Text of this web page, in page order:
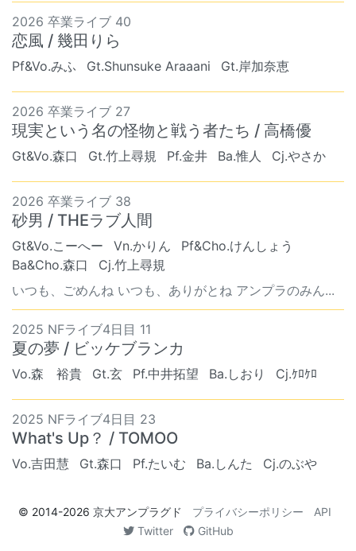
2026 卒業ライブ 40
恋風 / 幾田りら
Pf&Vo.みふ Gt.Shunsuke Araaani Gt.岸加奈恵
2026 卒業ライブ 27
現実という名の怪物と戦う者たち / 高橋優
Gt&Vo.森口 Gt.竹上尋規 Pf.金井 Ba.惟人 Cj.やさか
2026 卒業ライブ 38
砂男 / THEラブ人間
Gt&Vo.こーへー Vn.かりん
Pf&Cho.けんしょう
Ba&Cho.森口
Cj.竹上尋規
いつも、ごめんね いつも、ありがとね アンプラのみん...
2025 NFライブ4日目 11
夏の夢 / ビッケブランカ
Vo.森 裕貴 Gt.玄 Pf.中井拓望 Ba.しおり Cj.ｹﾛｹﾛ
2025 NFライブ4日目 23
What's Up？ / TOMOO
Vo.吉田慧 Gt.森口 Pf.たいむ Ba.しんた Cj.のぶや
© 2014-2026 京大アンプラグド プライバシーポリシー
API
Twitter
GitHub